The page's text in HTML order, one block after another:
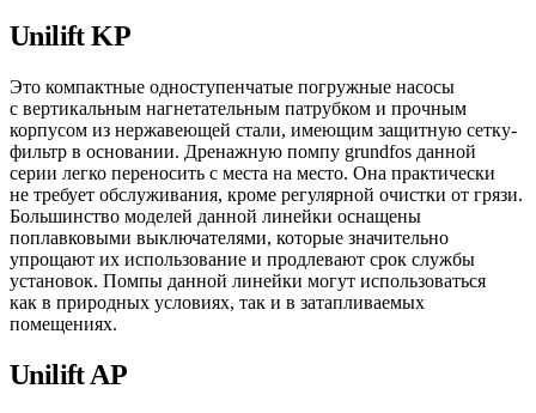
Unilift KP
Это компактные одноступенчатые погружные насосы
с вертикальным нагнетательным патрубком и прочным
корпусом из нержавеющей стали, имеющим защитную сетку-
фильтр в основании. Дренажную помпу grundfos данной
серии легко переносить с места на место. Она практически
не требует обслуживания, кроме регулярной очистки от грязи.
Большинство моделей данной линейки оснащены
поплавковыми выключателями, которые значительно
упрощают их использование и продлевают срок службы
установок. Помпы данной линейки могут использоваться
как в природных условиях, так и в затапливаемых
помещениях.
Unilift AP